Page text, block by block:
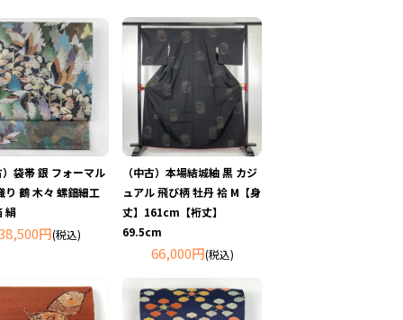
袋帯 銀 フォーマル
り 鶴 木々 螺鈿細工
絹
円(税込)
（中古）本場結城紬 黒 カジ
ュアル 飛び柄 牡丹 袷 M【身
丈】161cm【裄丈】
69.5cm
66,000円(税込)